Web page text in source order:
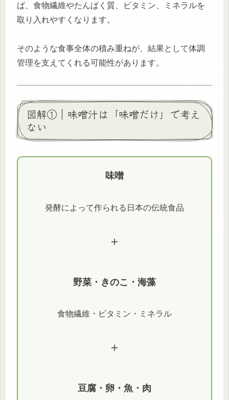
ば、食物繊維やたんぱく質、ビタミン、ミネラルを
取り入れやすくなります。
そのような食事全体の積み重ねが、結果として体調
管理を支えてくれる可能性があります。
図解①｜味噌汁は「味噌だけ」で考え
ない
味噌
発酵によって作られる日本の伝統食品
＋
野菜・きのこ・海藻
食物繊維・ビタミン・ミネラル
＋
豆腐・卵・魚・肉